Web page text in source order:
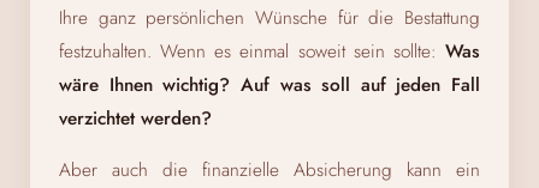
Ihre ganz persönlichen Wünsche für die Bestattung
festzuhalten. Wenn es einmal soweit sein sollte: Was
wäre Ihnen wichtig? Auf was soll auf jeden Fall
verzichtet werden?
Aber auch die finanzielle Absicherung kann ein